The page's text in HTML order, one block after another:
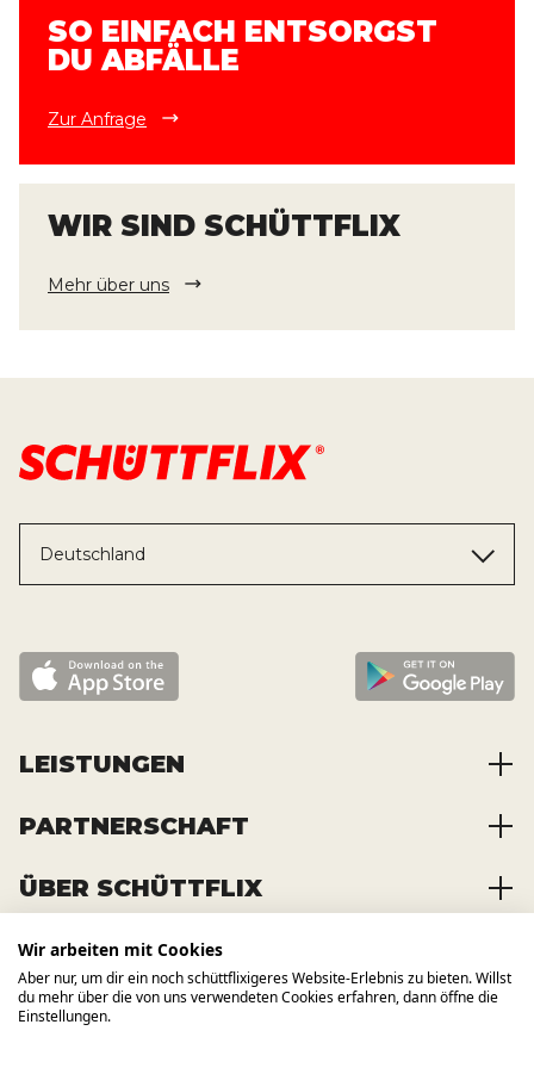
SO EINFACH ENTSORGST
DU ABFÄLLE
Zur Anfrage
WIR SIND SCHÜTTFLIX
Mehr über uns
Deutschland
LEISTUNGEN
Baustoffe kaufen
Container mieten
Transporte bestellen
PARTNERSCHAFT
Zusammenarbeit
Registrierung
ÜBER SCHÜTTFLIX
Über das Unternehmen
Offene Stellen
News und Presse
WIR BAUEN AUCH AUF ANDERE
KANÄLE
Wir arbeiten mit Cookies
Aber nur, um dir ein noch schüttflixigeres Website-Erlebnis zu bieten. Willst
du mehr über die von uns verwendeten Cookies erfahren, dann öffne die
Einstellungen.